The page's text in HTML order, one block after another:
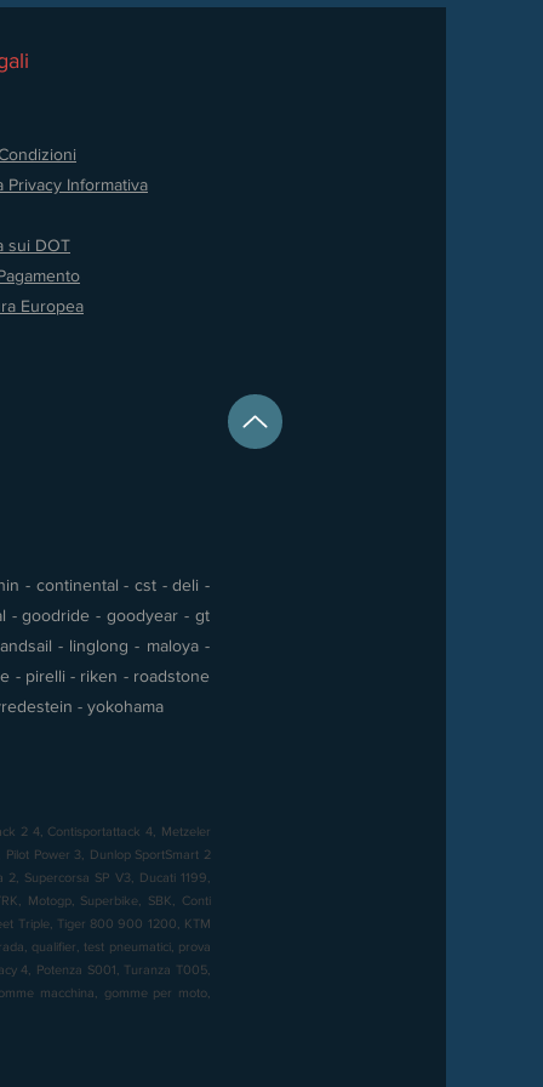
Privacy Informativa
sui DOT
Europea
- continental - cst - deli -
- goodride - goodyear - gt
- linglong - maloya -
- pirelli - riken - roadstone
- yokohama
2 4, Contisportattack 4, Metzeler
Power 3, Dunlop SportSmart 2
Supercorsa SP V3, Ducati 1199,
Motogp, Superbike, SBK, Conti
Triple, Tiger 800 900 1200, KTM
qualifier, test pneumatici, prova
4, Potenza S001, Turanza T005,
macchina, gomme per moto,